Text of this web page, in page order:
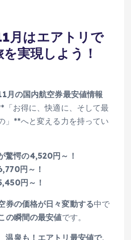
月はエアトリで
実現しよう！
月の国内航空券最安値情報
「お得に、快適に、そして最
」**へと変える力を持ってい
驚愕の4,520円～！
円～！
円～！
券の価格が日々変動する中で
の瞬間の最安値です。
温泉も！エアトリ最安値で、